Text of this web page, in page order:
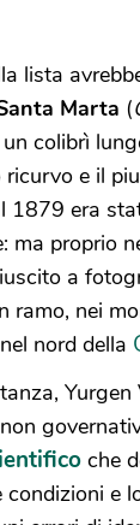
lista
Marta (
un colibrì
ricurvo e il
1879 era
ma proprio
a
ramo, nei
nord della
Yurgen
che
e